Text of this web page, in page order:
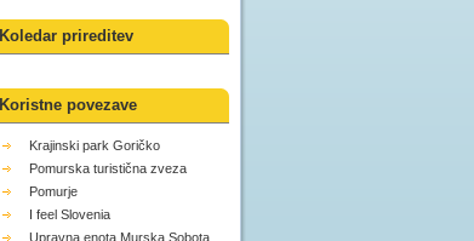
Koledar prireditev
Koristne povezave
Krajinski park Goričko
Pomurska turistična zveza
Pomurje
I feel Slovenia
Upravna enota Murska Sobota